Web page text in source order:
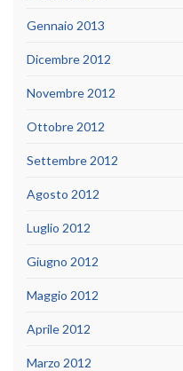
Gennaio 2013
Dicembre 2012
Novembre 2012
Ottobre 2012
Settembre 2012
Agosto 2012
Luglio 2012
Giugno 2012
Maggio 2012
Aprile 2012
Marzo 2012